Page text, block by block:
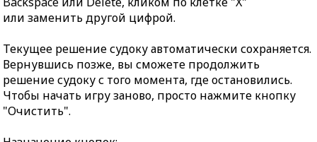
или заменить другой цифрой.
Текущее решение судоку автоматически сохраняется.
Вернувшись позже, вы сможете продолжить
решение судоку с того момента, где остановились.
Чтобы начать игру заново, просто нажмите кнопку
"Очистить".